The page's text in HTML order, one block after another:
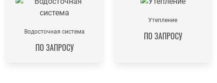
Водосточная система
ПО ЗАПРОСУ
Утепление
ПО ЗАПРОСУ